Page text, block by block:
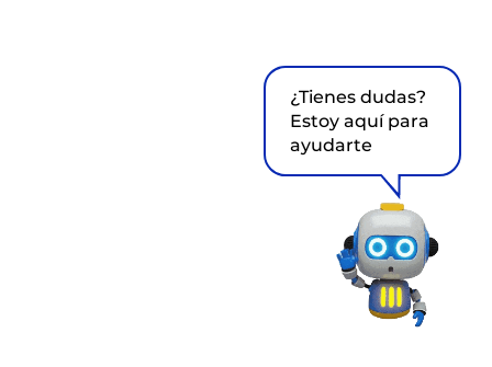
¿Tienes dudas?
Estoy aquí para
ayudarte